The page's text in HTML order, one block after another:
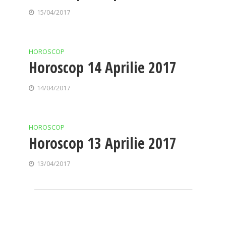
15/04/2017
HOROSCOP
Horoscop 14 Aprilie 2017
14/04/2017
HOROSCOP
Horoscop 13 Aprilie 2017
13/04/2017